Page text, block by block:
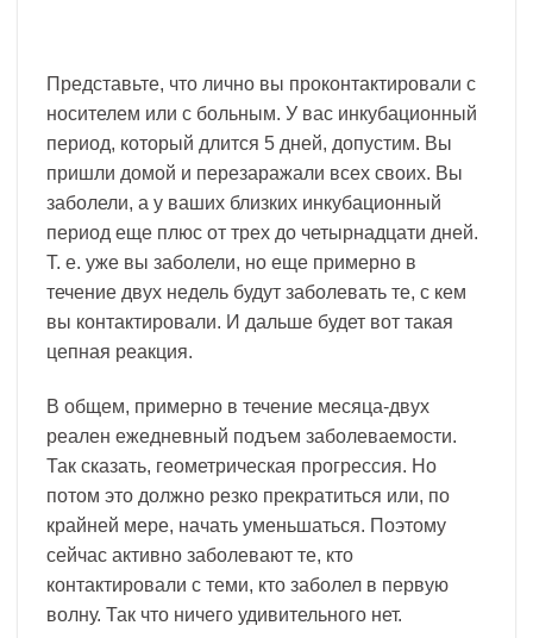
Представьте, что лично вы проконтактировали с
носителем или с больным. У вас инкубационный
период, который длится 5 дней, допустим. Вы
пришли домой и перезаражали всех своих. Вы
заболели, а у ваших близких инкубационный
период еще плюс от трех до четырнадцати дней.
Т. е. уже вы заболели, но еще примерно в
течение двух недель будут заболевать те, с кем
вы контактировали. И дальше будет вот такая
цепная реакция.
В общем, примерно в течение месяца-двух
реален ежедневный подъем заболеваемости.
Так сказать, геометрическая прогрессия. Но
потом это должно резко прекратиться или, по
крайней мере, начать уменьшаться. Поэтому
сейчас активно заболевают те, кто
контактировали с теми, кто заболел в первую
волну. Так что ничего удивительного нет.